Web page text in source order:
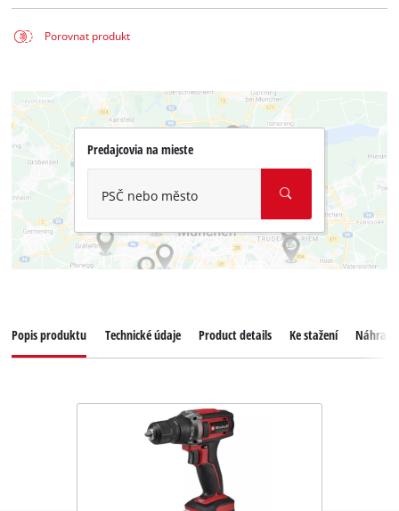
Porovnat produkt
Predajcovia na mieste
PSČ nebo město
Popis produktu Technické údaje Product details Ke stažení